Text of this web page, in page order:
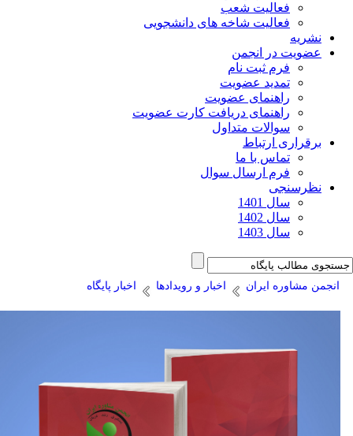
فعالیت شعب
فعالیت شاخه های دانشجویی
نشریه
عضویت در انجمن
فرم ثبت نام
تمدید عضویت
راهنمای عضویت
راهنمای دریافت کارت عضویت
سوالات متداول
برقراری ارتباط
تماس با ما
فرم ارسال سوال
نظرسنجی
سال 1401
سال 1402
سال 1403
مشاوره ایران اخبار و رویدادها اخبار پایگاه